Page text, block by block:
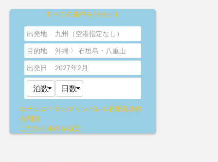
すべての条件をリセット
出発地
九州（空港指定なし）
目的地
沖縄 〉 石垣島・八重山
出発日
2027年2月
ホテルロイヤルマリンパレス石垣島条件
を削除
こだわり条件を設定